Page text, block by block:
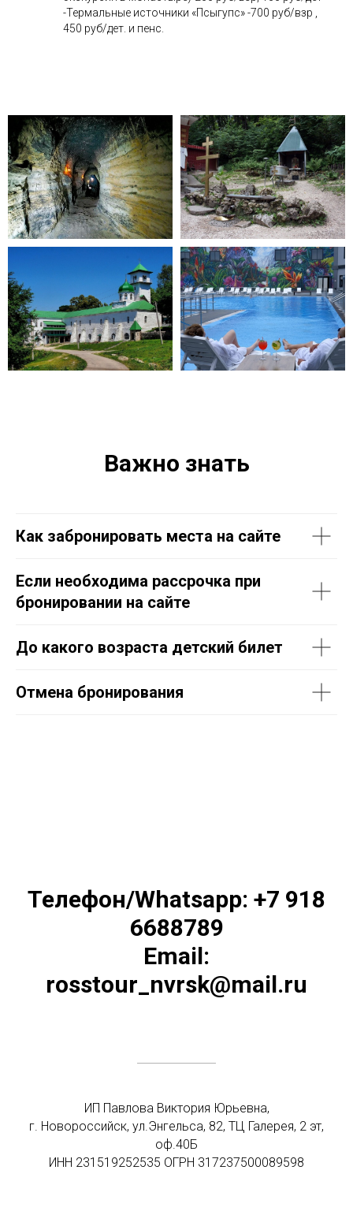
-Термальные источники «Псыгупс» -700 руб/взр ,
450 руб/дет. и пенс.
Важно знать
Как забронировать места на сайте
Если необходима рассрочка при
бронировании на сайте
До какого возраста детский билет
Отмена бронирования
Телефон/Whatsapp: +7 918
6688789
Email:
rosstour_nvrsk@mail.ru
ИП Павлова Виктория Юрьевна,
г. Новороссийск, ул.Энгельса, 82, ТЦ Галерея, 2 эт,
оф.40Б
ИНН 231519252535 ОГРН 317237500089598